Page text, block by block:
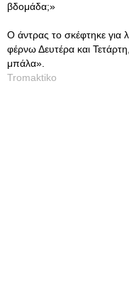
βδομάδα;»
Ο άντρας το σκέφτηκε για
φέρνω Δευτέρα και
μπάλα».
Tromaktiko